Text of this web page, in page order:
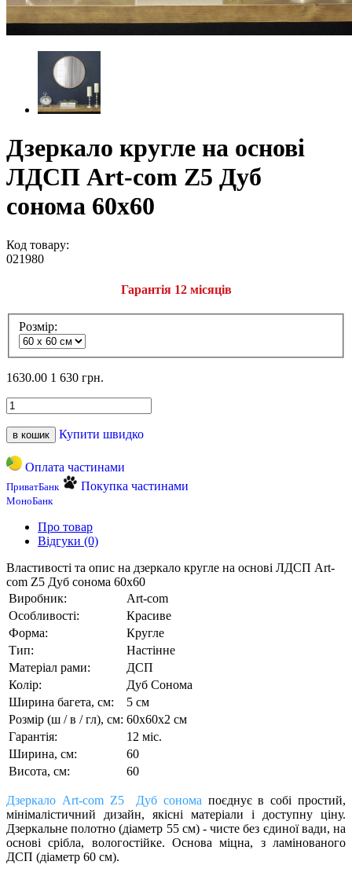
Дзеркало кругле на основі
ЛДСП Art-com Z5 Дуб
сонома 60х60
Код товару:
021980
Гарантія 12 місяців
Розмір:
1630.00 1 630 грн.
в кошик Купити швидко
Оплата частинами
ПриватБанк Покупка частинами
МоноБанк
Про товар
Відгуки (0)
Властивості та опис на дзеркало кругле на основі ЛДСП Art-
com Z5 Дуб сонома 60х60
Виробник:
Art-com
Особливості:
Красиве
Форма:
Кругле
Тип:
Настінне
Матеріал рами:
ДСП
Колір:
Дуб Сонома
Ширина багета, см:
5 см
Розмір (ш / в / гл), см: 60х60х2 см
Гарантія:
12 міс.
Ширина, см:
60
Висота, см:
60
Дзеркало Art-com Z5 Дуб сонома поєднує в собі простий,
мінімалістичний дизайн, якісні матеріали і доступну ціну.
Дзеркальне полотно (діаметр 55 см) - чисте без єдиної вади, на
основі срібла, вологостійке. Основа міцна, з ламінованого
ДСП (діаметр 60 см).